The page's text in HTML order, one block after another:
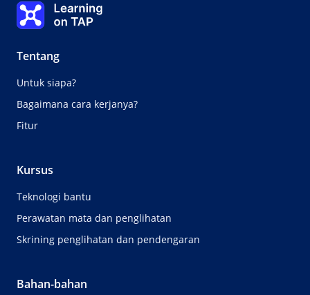
0%
Pelajaran:
Learning on TAP Beranda
Tentang
Untuk siapa?
Bagaimana cara kerjanya?
Fitur
Kursus
Teknologi bantu
Perawatan mata dan penglihatan
Skrining penglihatan dan pendengaran
Bahan-bahan